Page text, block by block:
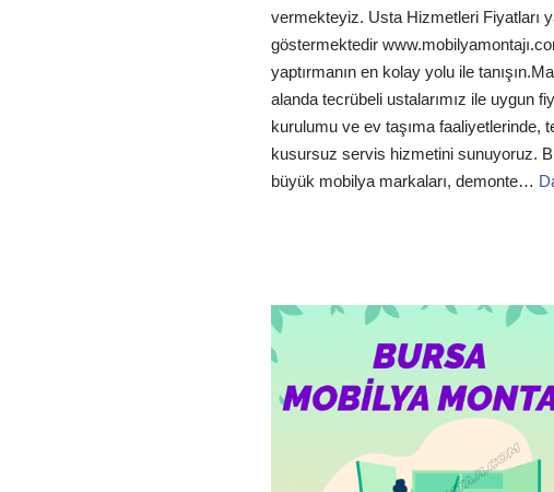
vermekteyiz. Usta Hizmetleri Fiyatları
göstermektedir
yaptırmanın en kolay yolu ile
alanda tecrübeli ustalarımız ile uygun
kurulumu ve ev taşıma faaliyetlerinde,
kusursuz servis hizmetini sunuyoruz.
büyük mobilya markaları, demonte…